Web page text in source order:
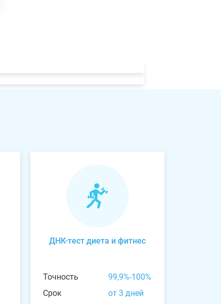
ДНК-тест диета и фитнес
Точность
99,9%-100%
Срок
от 3 дней